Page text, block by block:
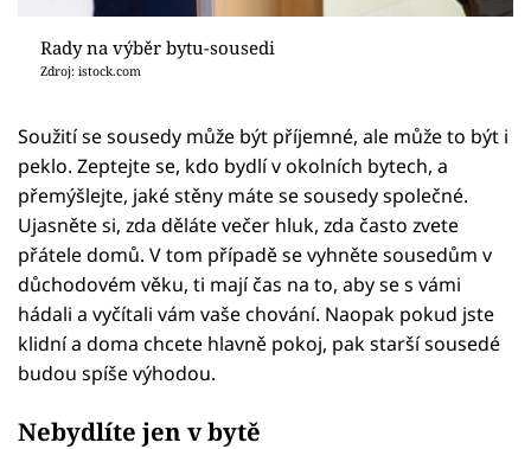
Rady na výběr bytu-sousedi
Zdroj: istock.com
Soužití se sousedy může být příjemné, ale může to být i
peklo. Zeptejte se, kdo bydlí v okolních bytech, a
přemýšlejte, jaké stěny máte se sousedy společné.
Ujasněte si, zda děláte večer hluk, zda často zvete
přátele domů. V tom případě se vyhněte sousedům v
důchodovém věku, ti mají čas na to, aby se s vámi
hádali a vyčítali vám vaše chování. Naopak pokud jste
klidní a doma chcete hlavně pokoj, pak starší sousedé
budou spíše výhodou.
Nebydlíte jen v bytě